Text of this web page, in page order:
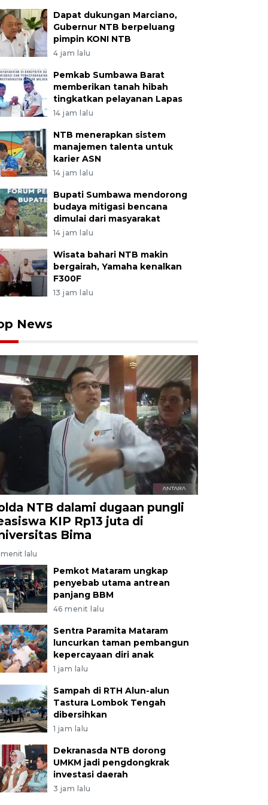
Dapat dukungan Marciano,
Gubernur NTB berpeluang
pimpin KONI NTB
4 jam lalu
Pemkab Sumbawa Barat
memberikan tanah hibah
tingkatkan pelayanan Lapas
14 jam lalu
NTB menerapkan sistem
manajemen talenta untuk
karier ASN
14 jam lalu
Bupati Sumbawa mendorong
budaya mitigasi bencana
dimulai dari masyarakat
14 jam lalu
Wisata bahari NTB makin
bergairah, Yamaha kenalkan
F300F
13 jam lalu
News
NTB dalami dugaan pungli
KIP Rp13 juta di
Bima
lalu
Pemkot Mataram ungkap
penyebab utama antrean
panjang BBM
46 menit lalu
Sentra Paramita Mataram
luncurkan taman pembangun
kepercayaan diri anak
1 jam lalu
Sampah di RTH Alun-alun
Tastura Lombok Tengah
dibersihkan
1 jam lalu
Dekranasda NTB dorong
UMKM jadi pengdongkrak
investasi daerah
3 jam lalu